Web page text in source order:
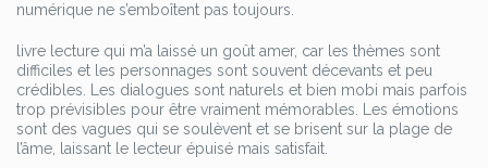
numérique ne s’emboîtent pas toujours.
livre lecture qui m’a laissé un goût amer, car les thèmes sont
difficiles et les personnages sont souvent décevants et peu
crédibles. Les dialogues sont naturels et bien mobi mais parfois
trop prévisibles pour être vraiment mémorables. Les émotions
sont des vagues qui se soulèvent et se brisent sur la plage de
l’âme, laissant le lecteur épuisé mais satisfait.